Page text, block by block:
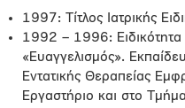
1997: Τίτλος Ιατρικής
1992 – 1996:
«Ευαγγελισμός».
Εντατικής Θεραπείας
Εργαστήριο και στο